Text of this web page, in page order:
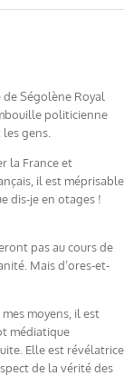
Ségolène Royal
politicienne
gens.
la France et
il est méprisable
dis-je en otages !
pas au cours de
Mais d’ores-et-
moyens, il est
médiatique
Elle est révélatrice
de la vérité des